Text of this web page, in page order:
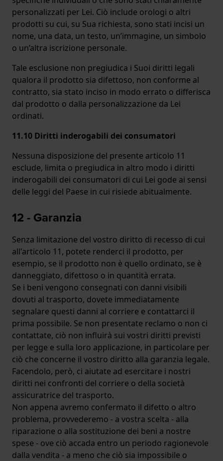
personalizzati per Lei. Ciò include orologi o altri
prodotti su cui, su Sua richiesta, sono stati incisi un
nome, una data, un testo, un’immagine, un simbolo
o un’altra iscrizione personale.
Tale esclusione non pregiudica i Suoi diritti legali
qualora il prodotto sia difettoso, non conforme al
contratto, sia stato inciso in modo errato o differisca
dal prodotto o dalla personalizzazione da Lei
ordinati.
11.10 Diritti inderogabili dei consumatori
Nessuna disposizione del presente articolo 11
esclude, limita o pregiudica in altro modo i diritti
inderogabili dei consumatori di cui Lei gode ai sensi
delle leggi del Paese in cui risiede abitualmente.
12 - Garanzia
Senza limitazione del vostro diritto di recesso di cui
all'articolo 11, potete renderci il prodotto, per
esempio, se il prodotto non è quello ordinato, se è
danneggiato, difettoso o in quantità errata.
Se i beni vengono consegnati con danni visibili
dovuti al trasporto, dovete immediatamente
segnalare questi danni al corriere e contattarci il
prima possibile. Se non presentate reclamo o non ci
contattate, ciò non influirà sui vostri diritti previsti
per legge e sulla loro applicazione, in particolare per
ciò che concerne il vostro diritto alla garanzia legale.
Facendolo, però, ci aiutate ad esercitare i nostri
diritti nei confronti del corriere o della società
assicuratrice del trasporto.
Non appena avremo confermato il difetto o altro
problema, provvederemo - a vostra scelta - alla
riparazione o alla sostituzione dei beni a nostre
spese - ove ciò accada entro un periodo ragionevole
dalla vendita - a meno che ciò sia impossibile o